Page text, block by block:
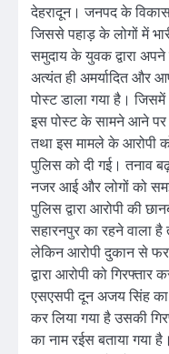
देहरादून। जनपद के
जिससे पहाड़ के लोगों में
समुदाय के युवक द्वारा
अत्यंत ही अमर्यादित और
पोस्ट डाला गया है। जिसमें
इस पोस्ट के सामने आने पर
तथा इस मामले के आरोपी
पुलिस को दी गई। तनाव
नजर आई और लोगों को
पुलिस द्वारा आरोपी की
सहारनपुर का रहने वाला है
लेकिन आरोपी दुकान से
द्वारा आरोपी को गिरफ्तार
एसएसपी दून अजय सिंह का
कर लिया गया है उसकी
का नाम रईस बताया गया